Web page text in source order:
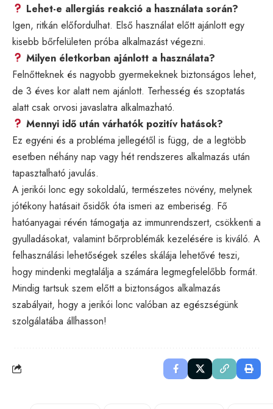
Lehet-e allergiás reakció a használata során?
Igen, ritkán előfordulhat. Első használat előtt ajánlott egy
kisebb bőrfelületen próba alkalmazást végezni.
Milyen életkorban ajánlott a használata?
Felnőtteknek és nagyobb gyermekeknek biztonságos lehet,
de 3 éves kor alatt nem ajánlott. Terhesség és szoptatás
alatt csak orvosi javaslatra alkalmazható.
Mennyi idő után várhatók pozitív hatások?
Ez egyéni és a probléma jellegétől is függ, de a legtöbb
esetben néhány nap vagy hét rendszeres alkalmazás után
tapasztalható javulás.
A jerikói lonc egy sokoldalú, természetes növény, melynek
jótékony hatásait ősidők óta ismeri az emberiség. Fő
hatóanyagai révén támogatja az immunrendszert, csökkenti a
gyulladásokat, valamint bőrproblémák kezelésére is kiváló. A
felhasználási lehetőségek széles skálája lehetővé teszi,
hogy mindenki megtalálja a számára legmegfelelőbb formát.
Mindig tartsuk szem előtt a biztonságos alkalmazás
szabályait, hogy a jerikói lonc valóban az egészségünk
szolgálatába állhasson!